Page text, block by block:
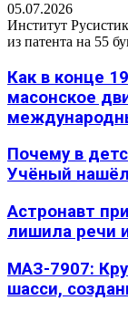
05.07.2026
Институт
из патента на 55
Как в конце
масонское
Почему в
Учёный
Астронавт
лишила речи
МАЗ-7907:
шасси,